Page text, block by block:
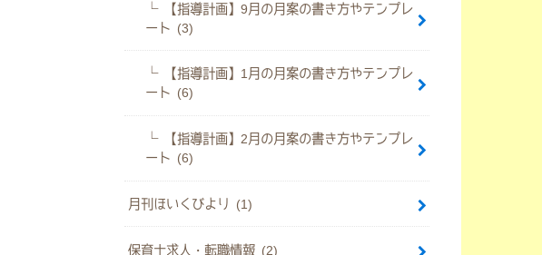
【指導計画】9月の月案の書き方やテンプレ
ート (3)
【指導計画】1月の月案の書き方やテンプレ
ート (6)
【指導計画】2月の月案の書き方やテンプレ
ート (6)
月刊ほいくびより (1)
保育士求人・転職情報 (2)